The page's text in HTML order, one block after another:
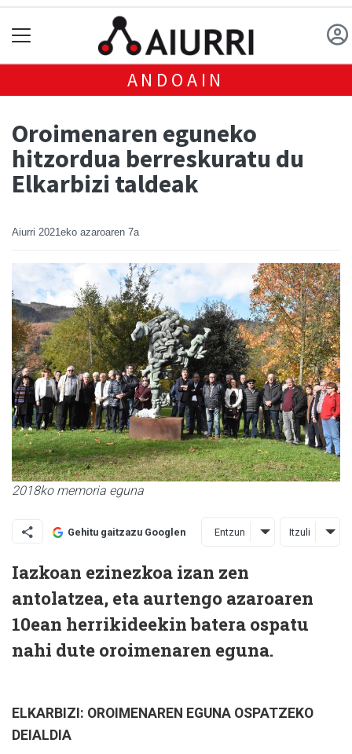
ANDOAIN
Oroimenaren eguneko
hitzordua berreskuratu du
Elkarbizi taldeak
Aiurri 2021eko azaroaren 7a
2018ko memoria eguna
Gehitu gaitzazu Googlen Entzun Itzuli
Iazkoan ezinezkoa izan zen
antolatzea, eta aurtengo azaroaren
10ean herrikideekin batera ospatu
nahi dute oroimenaren eguna.
ELKARBIZI: OROIMENAREN EGUNA OSPATZEKO
DEIALDIA